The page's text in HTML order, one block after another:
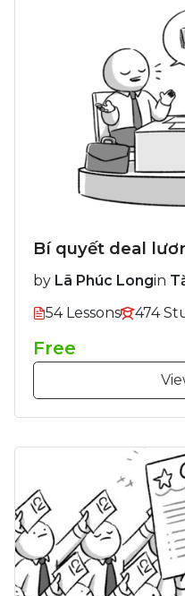
Bí quyết deal
by Lã Phúc Longin
54 Lessons
474
Free